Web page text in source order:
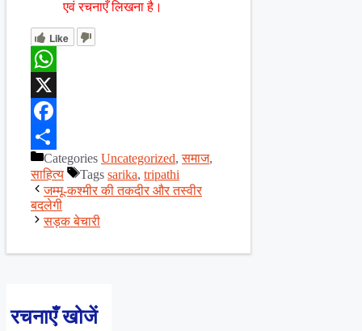
एवं रचनाएँ लिखना है।
Like
WhatsApp
X
Facebook
ShareCategories Uncategorized,समाज,
साहित्य
Tags sarika, tripathi
जम्मू-कश्मीर की तकदीर और तस्वीर
बदलेगी
सड़क बेचारी
रचनाएँ खोजें